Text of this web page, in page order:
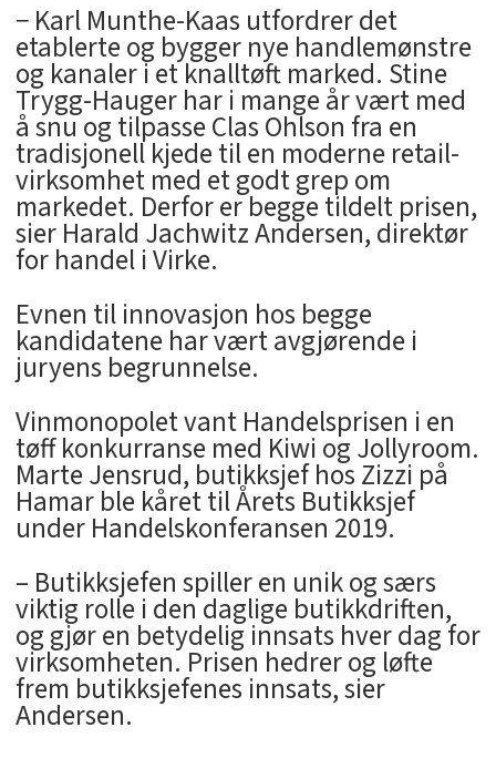
− Karl Munthe-Kaas utfordrer det
etablerte og bygger nye handlemønstre
og kanaler i et knalltøft marked. Stine
Trygg-Hauger har i mange år vært med
å snu og tilpasse Clas Ohlson fra en
tradisjonell kjede til en moderne retail-
virksomhet med et godt grep om
markedet. Derfor er begge tildelt prisen,
sier Harald Jachwitz Andersen, direktør
for handel i Virke.
Evnen til innovasjon hos begge
kandidatene har vært avgjørende i
juryens begrunnelse.
Vinmonopolet vant Handelsprisen i en
tøff konkurranse med Kiwi og Jollyroom.
Marte Jensrud, butikksjef hos Zizzi på
Hamar ble kåret til Årets Butikksjef
under Handelskonferansen 2019.
– Butikksjefen spiller en unik og særs
viktig rolle i den daglige butikkdriften,
og gjør en betydelig innsats hver dag for
virksomheten. Prisen hedrer og løfte
frem butikksjefenes innsats, sier
Andersen.